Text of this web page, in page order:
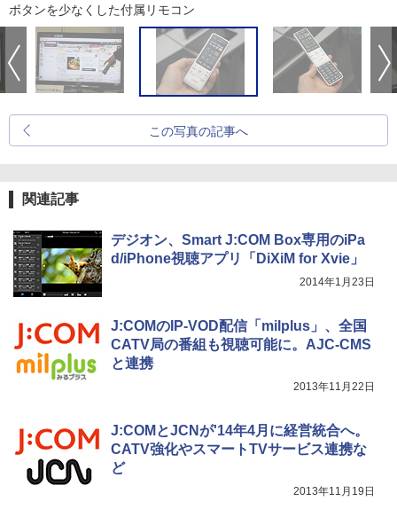
ボタンを少なくした付属リモコン
この写真の記事へ
関連記事
デジオン、Smart J:COM Box専用のiPa
d/iPhone視聴アプリ「DiXiM for Xvie」
2014年1月23日
J:COMのIP-VOD配信「milplus」、全国
CATV局の番組も視聴可能に。AJC-CMS
と連携
2013年11月22日
J:COMとJCNが'14年4月に経営統合へ。
CATV強化やスマートTVサービス連携な
ど
2013年11月19日